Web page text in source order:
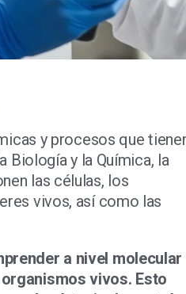
y procesos que
Biología y la Química, la
las células, los
vivos, así como las
a nivel
vivos. Esto